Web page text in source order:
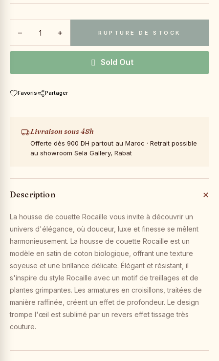
− + RUPTURE DE STOCK
Sold Out
Favoris Partager
Livraison sous 48h
Offerte dès 900 DH partout au Maroc · Retrait possible
au showroom Sela Gallery, Rabat
Description
La housse de couette Rocaille vous invite à découvrir un
univers d'élégance, où douceur, luxe et finesse se mêlent
harmonieusement. La housse de couette Rocaille est un
modèle en satin de coton biologique, offrant une texture
soyeuse et une brillance délicate. Élégant et résistant, il
s'inspire du style Rocaille avec un motif de treillages et de
plantes grimpantes. Les armatures en croisillons, traitées de
manière raffinée, créent un effet de profondeur. Le design
trompe l'œil est sublimé par un revers effet tissage très
couture.